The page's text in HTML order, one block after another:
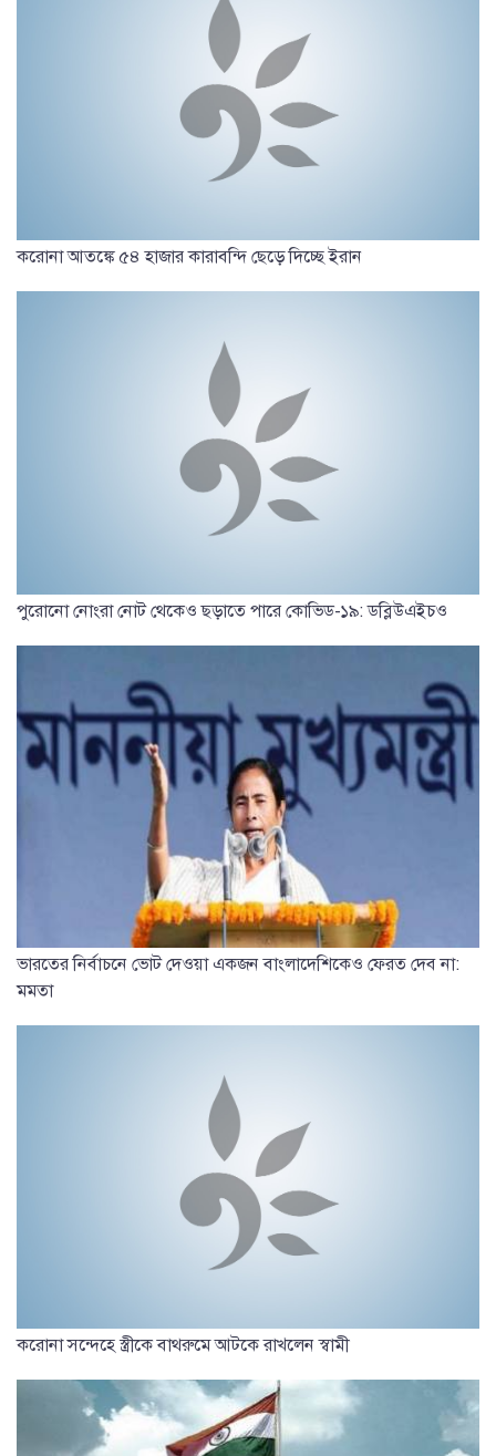
করোনা আতঙ্কে ৫৪ হাজার কারাবন্দি ছেড়ে দিচ্ছে ইরান
পুরোনো নোংরা নোট থেকেও ছড়াতে পারে কোভিড-১৯: ডব্লিউএইচও
ভারতের নির্বাচনে ভোট দেওয়া একজন বাংলাদেশিকেও ফেরত দেব না:
মমতা
করোনা সন্দেহে স্ত্রীকে বাথরুমে আটকে রাখলেন স্বামী